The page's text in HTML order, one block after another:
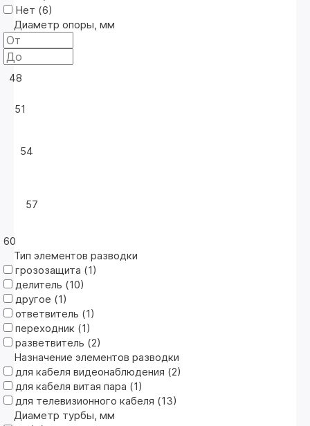
Нет (6)
Диаметр опоры, мм
48
51
54
57
60
Тип элементов разводки
грозозащита (1)
делитель (10)
другое (1)
ответвитель (1)
переходник (1)
разветвитель (2)
Назначение элементов разводки
для кабеля видеонаблюдения (2)
для кабеля витая пара (1)
для телевизионного кабеля (13)
Диаметр турбы, мм